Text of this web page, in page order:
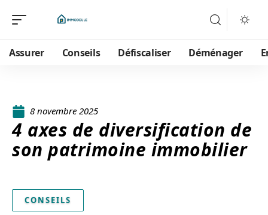
Assurer Conseils Défiscaliser Déménager
8 novembre 2025
4 axes de diversification de
son patrimoine immobilier
CONSEILS